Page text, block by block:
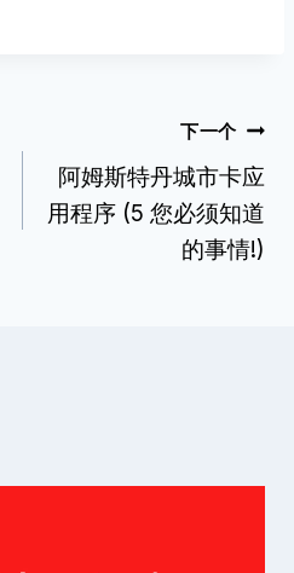
下一个
阿姆斯特丹城市卡应
用程序 (5 您必须知道
的事情!)